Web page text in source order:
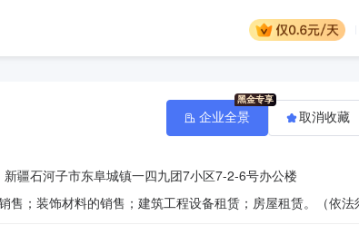
新疆石河子市东阜城镇一四九团7小区7-2-6号办公楼
企业全景 取消收藏